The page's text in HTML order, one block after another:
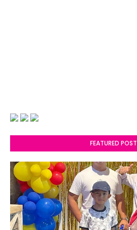
FEATURED POST